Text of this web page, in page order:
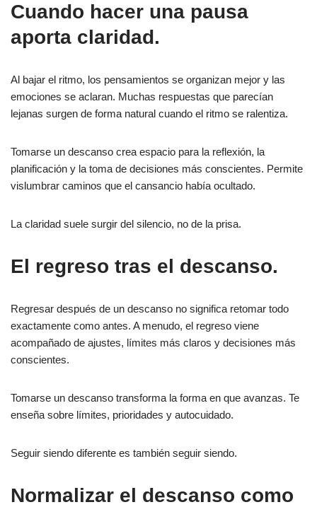
Cuando hacer una pausa
aporta claridad.
Al bajar el ritmo, los pensamientos se organizan mejor y las
emociones se aclaran. Muchas respuestas que parecían
lejanas surgen de forma natural cuando el ritmo se ralentiza.
Tomarse un descanso crea espacio para la reflexión, la
planificación y la toma de decisiones más conscientes. Permite
vislumbrar caminos que el cansancio había ocultado.
La claridad suele surgir del silencio, no de la prisa.
El regreso tras el descanso.
Regresar después de un descanso no significa retomar todo
exactamente como antes. A menudo, el regreso viene
acompañado de ajustes, límites más claros y decisiones más
conscientes.
Tomarse un descanso transforma la forma en que avanzas. Te
enseña sobre límites, prioridades y autocuidado.
Seguir siendo diferente es también seguir siendo.
Normalizar el descanso como